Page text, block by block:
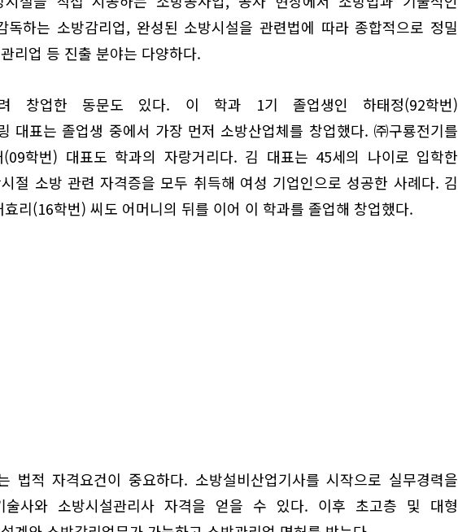
독하는 소방감리업, 완성된 소방시설을 관련법에 따라 종합적으로 정밀
리업 등 진출 분야는 다양하다.
창업한 동문도 있다. 이 학과 1기 졸업생인 하태정(92학번)
대표는 졸업생 중에서 가장 먼저 소방산업체를 창업했다. ㈜구룡전기를
(09학번) 대표도 학과의 자랑거리다. 김 대표는 45세의 나이로 입학한
절 소방 관련 자격증을 모두 취득해 여성 기업인으로 성공한 사례다. 김
리(16학번) 씨도 어머니의 뒤를 이어 이 학과를 졸업해 창업했다.
법적 자격요건이 중요하다. 소방설비산업기사를 시작으로 실무경력을
술사와 소방시설관리사 자격을 얻을 수 있다. 이후 초고층 및 대형